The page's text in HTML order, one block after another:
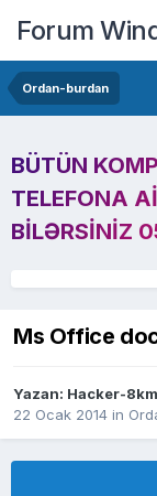
Forum
Ordan-burdan
BÜTÜN
TELEFONA
BILƏRSINIZ
Ms Office
Yazan: Hacker-8km
22 Ocak 2014 in